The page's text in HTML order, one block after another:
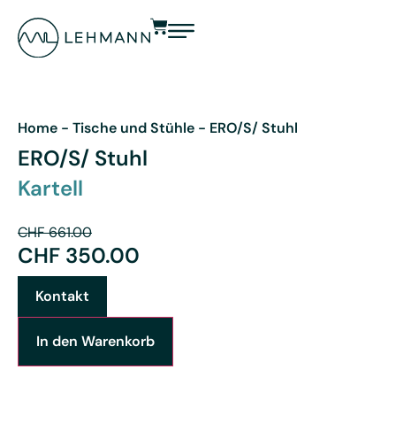
Home - Tische und Stühle - ERO/S/ Stuhl
ERO/S/ Stuhl
Kartell
CHF661.00
CHF 350.00
Kontakt
In den Warenkorb